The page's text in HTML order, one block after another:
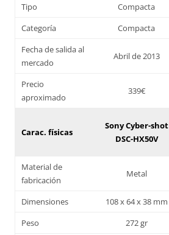
Tipo
Compacta
Categoría
Compacta
Fecha de salida al
mercado
Abril de 2013
Precio
aproximado
339€
Carac. físicas
Sony Cyber-shot
DSC-HX50V
Material de
fabricación
Metal
Dimensiones 108 x 64 x 38 mm
Peso
272 gr